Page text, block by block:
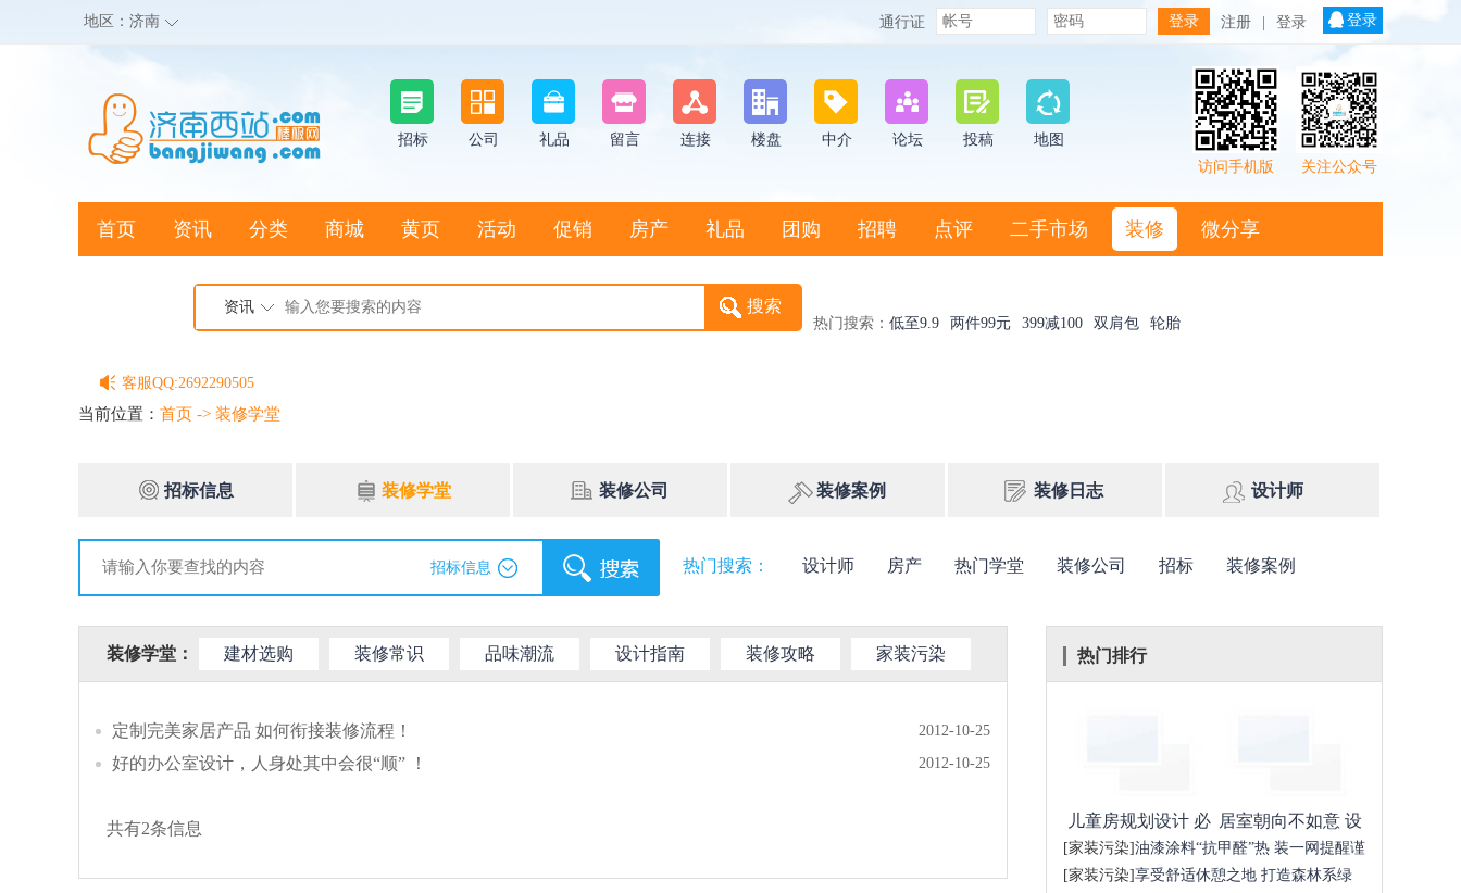
地区： 济南 通行证 注册 登录 登录
招标 公司 礼品 留言 连接 楼盘 中介 论坛 投稿
地图
关注公众号
访问手机版
首页 资讯 分类 商城 黄页 活动 促销 房产 礼品 团购 招聘 点评 二手市场 装修 微分享
资讯
热门搜索： 低至9.9 两件99元 399减100 双肩包
轮胎
客服QQ:2692290505
充100送20
当前位置： 首页 -> 装修学堂
招标信息 装修学堂 装修公司 装修案例 装修日志 设计师
招标信息 热门搜索： 设计师 房产 热门学堂 装修公司 招标 装修案例
装修学堂： 建材选购 装修常识 品味潮流 设计指南 装修攻略 家装污染
定制完美家居产品 如何衔接装修流程！ 2012-10-25
好的办公室设计，人身处其中会很“顺” ！ 2012-10-25
共有2条信息
热门排行
儿童房规划设计 必
知4个注意事项！
居室朝向不如意 设
计绝招巧调整！
[家装污染]油漆涂料“抗甲醛”热 装一网提醒谨
防被..
[家装污染]享受舒适休憩之地 打造森林系绿